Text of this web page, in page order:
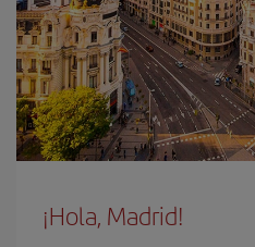
¡Hola, Madrid!